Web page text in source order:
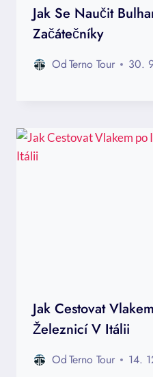
Jak Se Naučit
Začátečníky
OdTerno Tour 30.
Jak Cestovat
Železnicí V Itálii
OdTerno Tour 14.